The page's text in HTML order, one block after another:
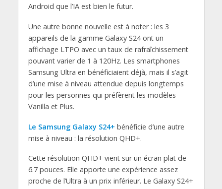
Android que l’IA est bien le futur.
Une autre bonne nouvelle est à noter : les 3
appareils de la gamme Galaxy S24 ont un
affichage LTPO avec un taux de rafraîchissement
pouvant varier de 1 à 120Hz. Les smartphones
Samsung Ultra en bénéficiaient déjà, mais il s’agit
d’une mise à niveau attendue depuis longtemps
pour les personnes qui préfèrent les modèles
Vanilla et Plus.
Le Samsung Galaxy S24+ bénéficie d’une autre
mise à niveau : la résolution QHD+.
Cette résolution QHD+ vient sur un écran plat de
6.7 pouces. Elle apporte une expérience assez
proche de l’Ultra à un prix inférieur. Le Galaxy S24+